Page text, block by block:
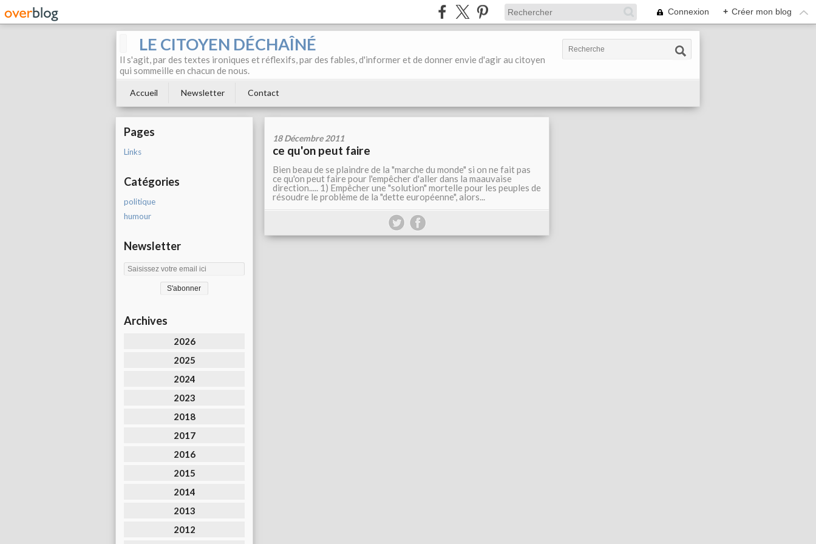
Connexion + Créer mon blog
LE CITOYEN DÉCHAÎNÉ
Il s'agit, par des textes ironiques et réflexifs, par des fables, d'informer et de donner envie d'agir au citoyen
qui sommeille en chacun de nous.
Accueil Newsletter Contact
Pages
Links
Catégories
politique
humour
Newsletter
Archives
2026
2025
2024
2023
2018
2017
2016
2015
2014
2013
2012
18 Décembre 2011
ce qu'on peut faire
Bien beau de se plaindre de la "marche du monde" si on ne fait pas
ce qu'on peut faire pour l'empêcher d'aller dans la maauvaise
direction..... 1) Empêcher une "solution" mortelle pour les peuples de
résoudre le problème de la "dette européenne", alors...